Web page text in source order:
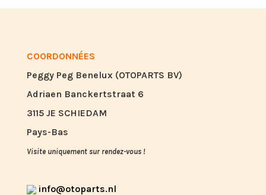
COORDONNÉES
Peggy Peg Benelux (OTOPARTS BV)
Adriaen Banckertstraat 6
3115 JE SCHIEDAM
Pays-Bas
Visite uniquement sur rendez-vous !
info@otoparts.nl